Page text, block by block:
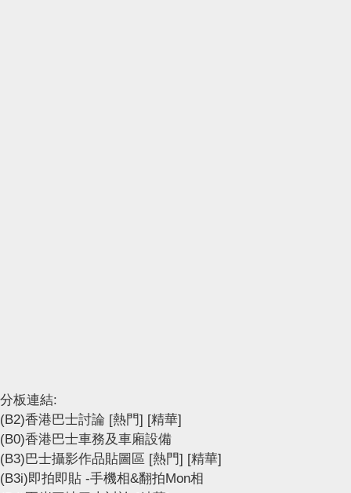
分板連結:
(B2)香港巴士討論 [熱門] [精華]
(B0)香港巴士車務及車廂設備
(B3)巴士攝影作品貼圖區 [熱門] [精華]
(B3i)即拍即貼 -手機相&翻拍Mon相